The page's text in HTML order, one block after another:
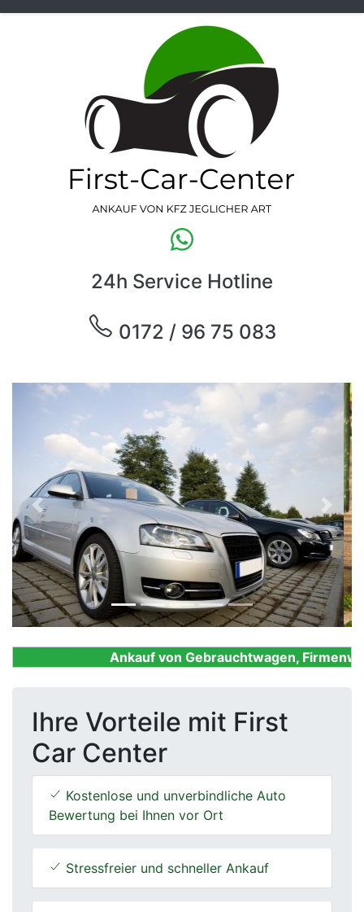
24h Service Hotline
0172 / 96 75 083
Previous Next
Ankauf von Gebrauchtwagen,
Ihre Vorteile mit First
Car Center
Kostenlose und unverbindliche Auto
Bewertung bei Ihnen vor Ort
Stressfreier und schneller Ankauf